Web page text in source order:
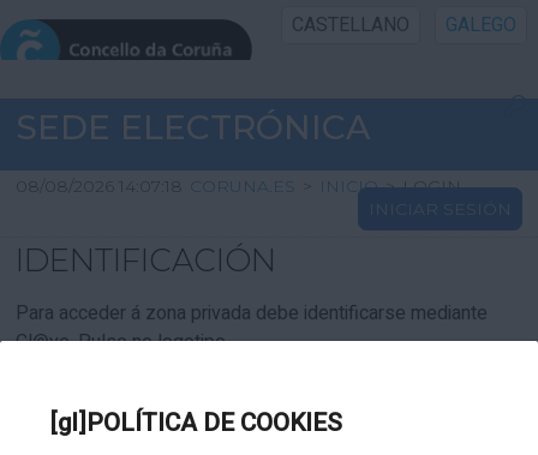
[gl]POLÍTICA DE COOKIES
CASTELLANO GALEGO
INICIO SEDE
INICIO
INFORMACIÓN PÚBLICA
CARTAFOL CIDADÁN
SEDE ELECTRÓNICA
08/08/2026 14:07:18 CORUNA.ES > INICIO > LOGIN
INICIAR SESIÓN
IDENTIFICACIÓN
Para acceder á zona privada debe identificarse mediante
Cl@ve. Pulse no logotipo